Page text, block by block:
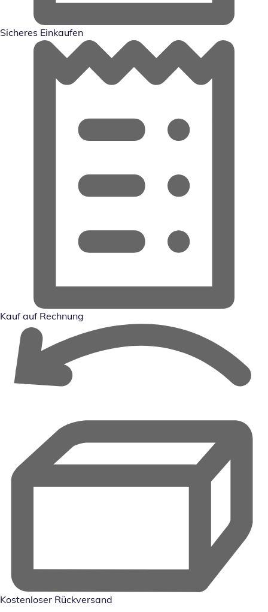
Sicheres Einkaufen
Kauf auf Rechnung
Kostenloser Rückversand